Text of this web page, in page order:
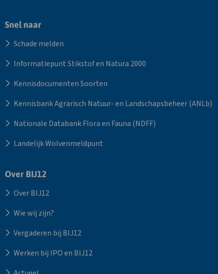
Snel naar
Schade melden
Informatiepunt Stikstof en Natura 2000
Kennisdocumenten Soorten
Kennisbank Agrarisch Natuur- en Landschapsbeheer (ANLb)
Nationale Databank Flora en Fauna (NDFF)
Landelijk Wolvenmeldpunt
Over BIJ12
Over BIJ12
Wie wij zijn?
Vergaderen bij BIJ12
Werken bij IPO en BIJ12